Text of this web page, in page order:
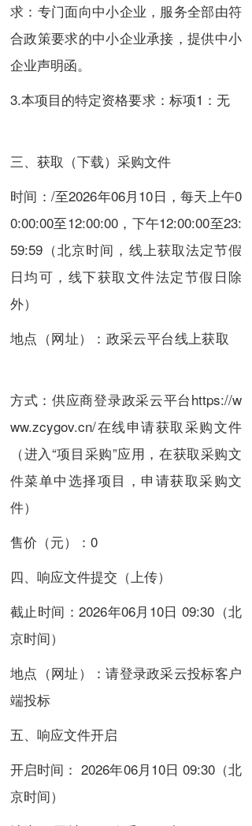
求：专门面向中小企业，服务全部由符
合政策要求的中小企业承接，提供中小
企业声明函。
3.本项目的特定资格要求：标项1：无
三、获取（下载）采购文件
时间：/至2026年06月10日，每天上午0
0:00:00至12:00:00，下午12:00:00至23:
59:59（北京时间，线上获取法定节假
日均可，线下获取文件法定节假日除
外）
地点（网址）：政采云平台线上获取
方式：供应商登录政采云平台https://w
ww.zcygov.cn/在线申请获取采购文件
（进入“项目采购”应用，在获取采购文
件菜单中选择项目，申请获取采购文
件）
售价（元）：0
四、响应文件提交（上传）
截止时间：2026年06月10日 09:30（北
京时间）
地点（网址）：请登录政采云投标客户
端投标
五、响应文件开启
开启时间： 2026年06月10日 09:30（北
京时间）